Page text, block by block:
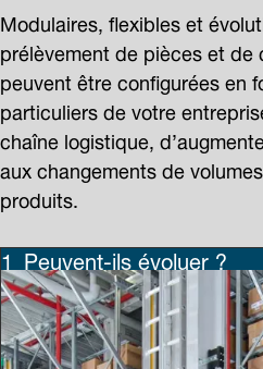
Modulaires, flexibles et
prélèvement de pièces et
peuvent être configurées en
particuliers de votre
chaîne logistique,
aux changements de
produits.
Peuvent-ils évoluer ?